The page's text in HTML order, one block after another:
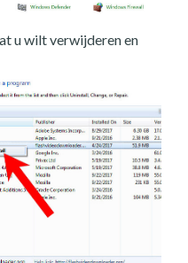
u wilt verwijderen en